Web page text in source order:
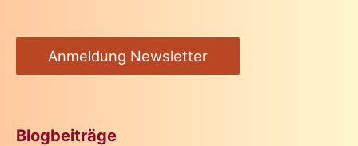
Anmeldung Newsletter
Blogbeiträge